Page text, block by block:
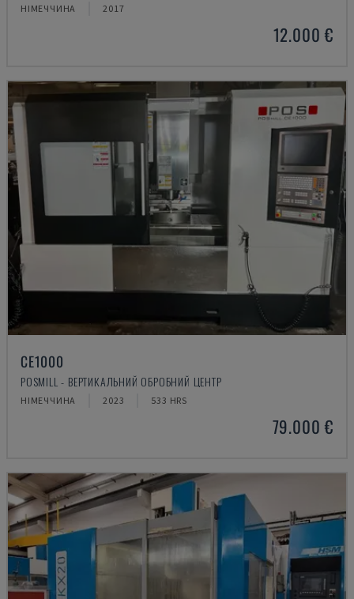
НІМЕЧЧИНА 2017
12.000 €
CE1000
POSMILL - ВЕРТИКАЛЬНИЙ ОБРОБНИЙ ЦЕНТР
НІМЕЧЧИНА 2023 533 HRS
79.000 €